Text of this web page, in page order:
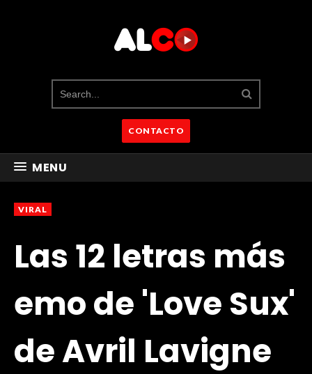
CONTACTO
MENU
VIRAL
Las 12 letras más
emo de 'Love Sux'
de Avril Lavigne